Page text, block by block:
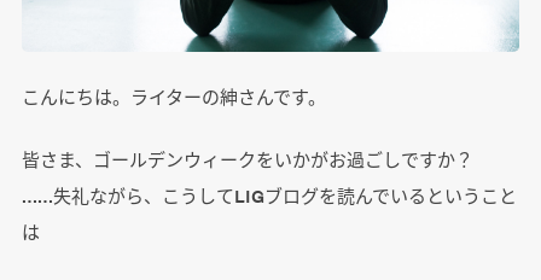
こんにちは。ライターの紳さんです。
皆さま、ゴールデンウィークをいかがお過ごしですか？
……失礼ながら、こうしてLIGブログを読んでいるということ
は